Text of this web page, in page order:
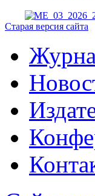
Старая версия сайта